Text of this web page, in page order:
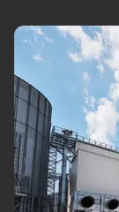
Agronegócios
Brasil
Brasil Mineral
Ciência &
Tecnologia
Cinema